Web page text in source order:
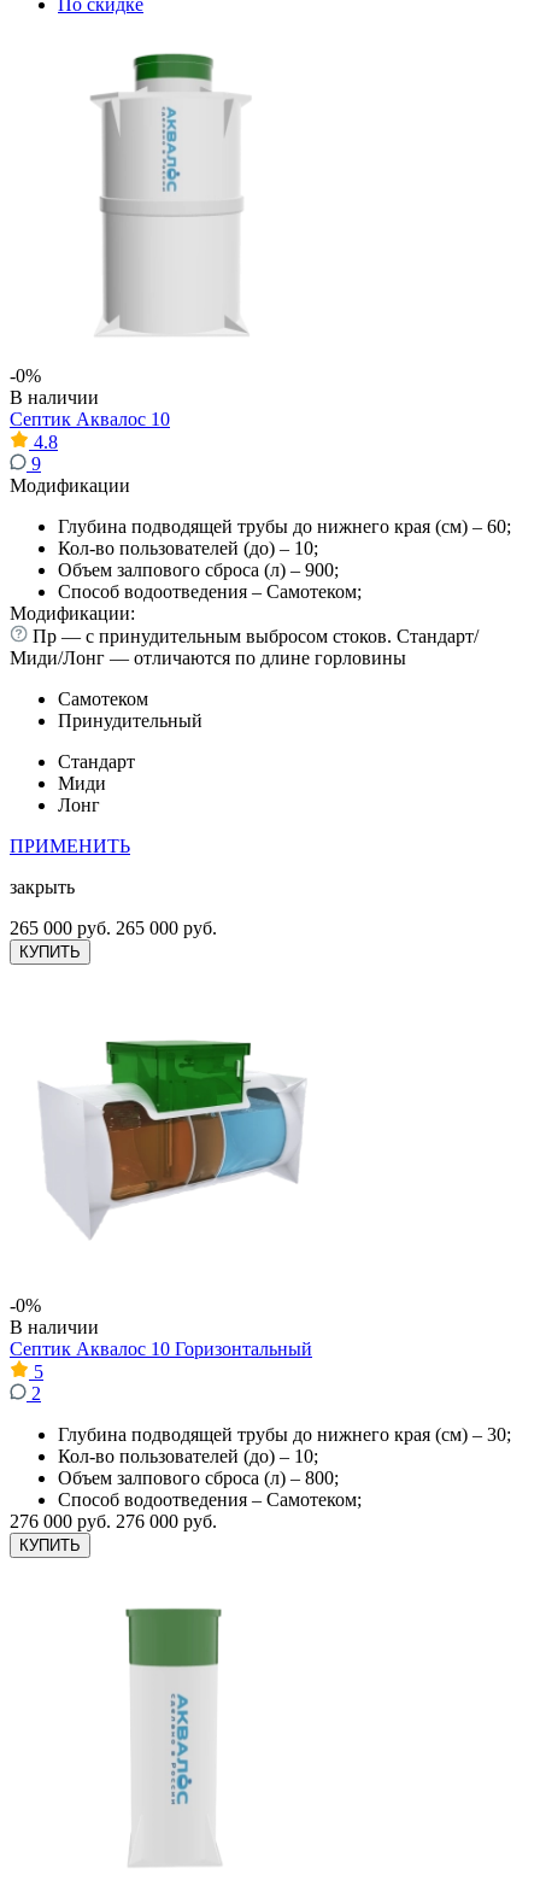
-0%
В наличии
Септик Аквалос 10
4.8
9
Модификации
Глубина подводящей трубы до нижнего края (см) – 60;
Кол-во пользователей (до) – 10;
Объем залпового сброса (л) – 900;
Способ водоотведения – Самотеком;
Модификации:
Пр — с принудительным выбросом стоков. Стандарт/
Миди/Лонг — отличаются по длине горловины
Самотеком
Принудительный
Стандарт
Миди
Лонг
ПРИМЕНИТЬ
закрыть
265 000 руб. 265 000 руб.
КУПИТЬ
-0%
В наличии
Септик Аквалос 10 Горизонтальный
5
2
Глубина подводящей трубы до нижнего края (см) – 30;
Кол-во пользователей (до) – 10;
Объем залпового сброса (л) – 800;
Способ водоотведения – Самотеком;
276 000 руб. 276 000 руб.
КУПИТЬ